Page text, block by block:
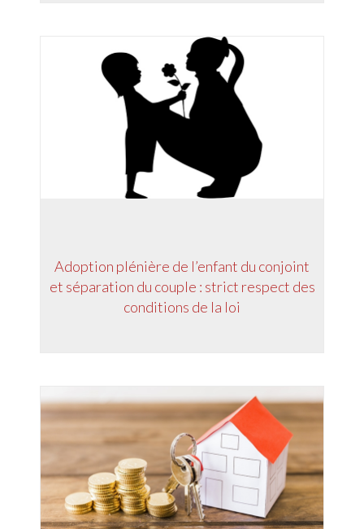
Adoption plénière de l’enfant du conjoint
et séparation du couple : strict respect des
conditions de la loi